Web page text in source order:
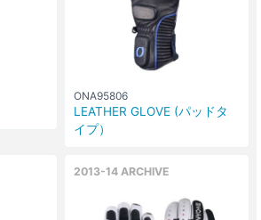
ONA95806
LEATHER GLOVE (パッドタ
イプ）
2013-14 ARCHIVE